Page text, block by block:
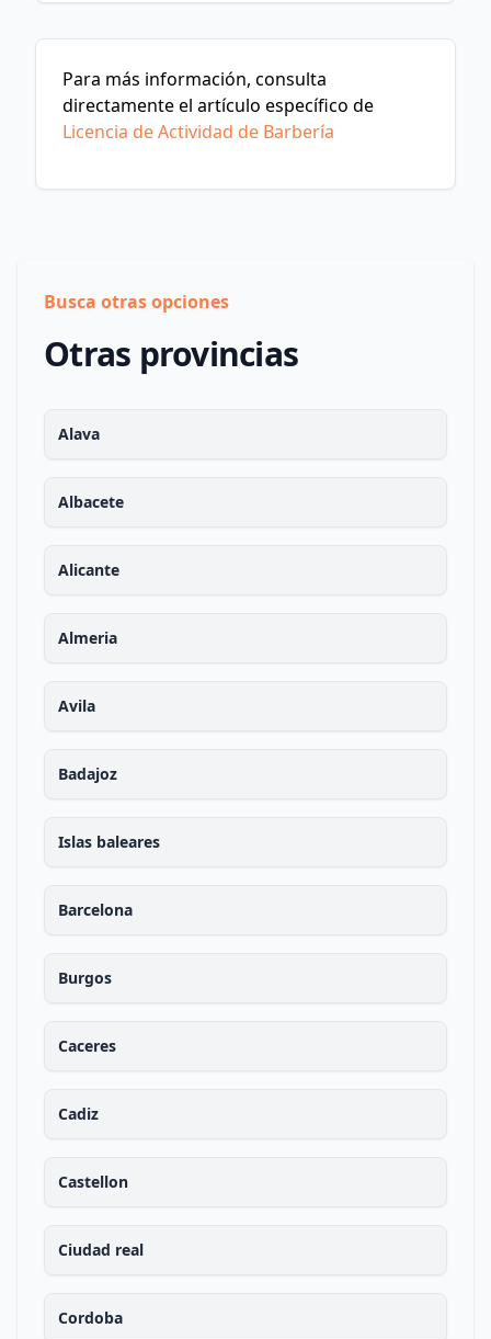
Para más información, consulta
directamente el artículo específico de
Licencia de Actividad de Barbería
Busca otras opciones
Otras provincias
Alava
Albacete
Alicante
Almeria
Avila
Badajoz
Islas baleares
Barcelona
Burgos
Caceres
Cadiz
Castellon
Ciudad real
Cordoba